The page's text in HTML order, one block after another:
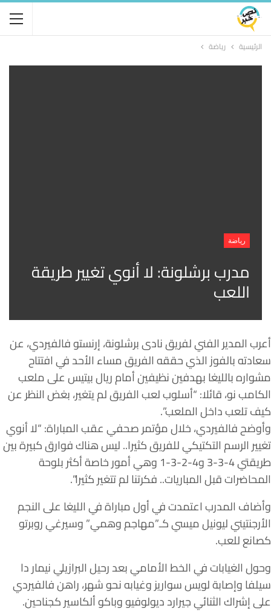
الرئيسية رياضة
رياضة
مدرب برشلونة: لا أنوي تغيير طريقة
اللعب
أعرب المدير الفني لفريق نادى برشلونة، إرنستو فالفيردي، عن
سعادته بالفوز الذي حققه الفريق مساء الأحد في افتتاح
مشواره بالليغا بهدفين نظيفين أمام ريال بيتيس على ملعب
الكامب نو، قائلا: “أسلوب لعب الفريق لم يتغير، بغض النظر عن
كيف تلعب داخل الملعب”.
وأوضح فالفيردي، خلال مؤتمر صحفي عقب المباراة: “لا أنوي
تغيير الرسم التكتيكي للفريق كثيرا.. ليس هناك فوارق كبيرة بين
طريقتي 4-3-3 و4-2-3-1 وهي أمور خاصة أكثر بلوحة
المحاضرات قبل المباريات.. فكرتنا لم تتغير كثيرا”.
وأضاف المدرب اعتمدت في أول مباراة في الليغا على النجم
الأرجنتيني ليونيل ميسي كـ”مهاجم وهمي” وسيرغي روبرتو
كصانع للعب.
وحول الغيابات في الخط الأمامي بعد رحيل البرازيلي نيمار دا
سيلفا وإصابة لويس سواريز وغيابه نحو شهر، راهن فالفيردي
على إشراك الثنائي جيرارد ديولوفيو وباكو ألكاسير كجناحين.